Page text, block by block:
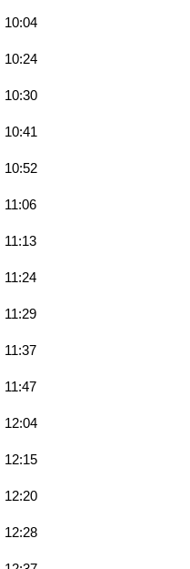
10:04
10:24
10:30
10:41
10:52
11:06
11:13
11:24
11:29
11:37
11:47
12:04
12:15
12:20
12:28